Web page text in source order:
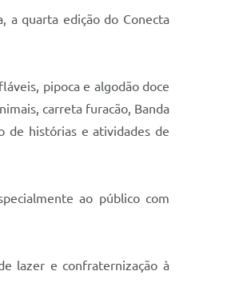
a quarta edição do Conecta
pipoca e algodão doce
carreta furacão, Banda
de histórias e atividades de
ao público com
lazer e confraternização à